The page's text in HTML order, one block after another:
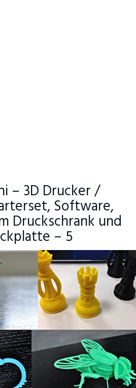
– 3D Drucker /
Software,
Druckschrank und
– 5